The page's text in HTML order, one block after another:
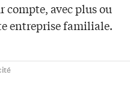
avec plus ou
entreprise familiale.